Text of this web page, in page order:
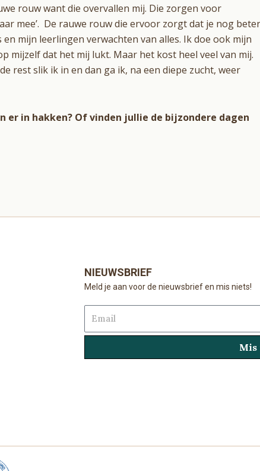
rouw want die overvallen mij. Die zorgen voor
mee’. De rauwe rouw die ervoor zorgt dat je nog beter
mijn leerlingen verwachten van alles. Ik doe ook mijn
mijzelf dat het mij lukt. Maar het kost heel veel van mij.
rest slik ik in en dan ga ik, na een diepe zucht, weer
in hakken? Of vinden jullie de bijzondere dagen
NIEUWSBRIEF
Meld je aan voor de nieuwsbrief en mis niets!
Email
Mis